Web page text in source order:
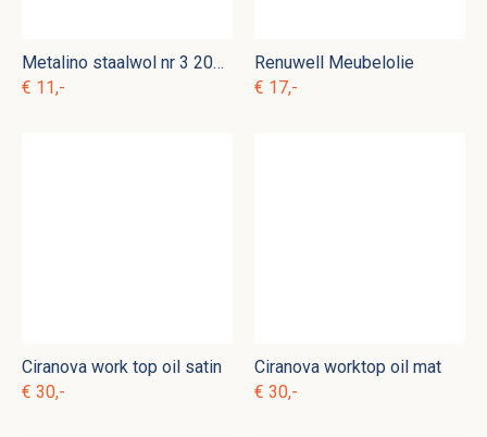
Metalino staalwol nr 3 200 gram
€ 11,-
Renuwell Meubelolie
€ 17,-
Ciranova work top oil satin
€ 30,-
Ciranova worktop oil mat
€ 30,-